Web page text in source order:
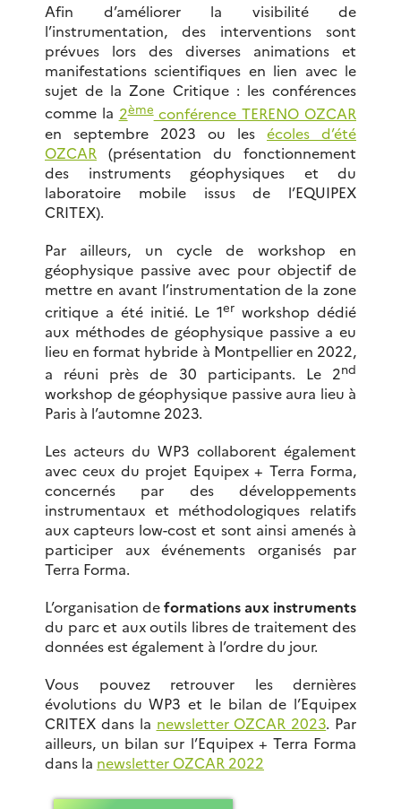
Afin d’améliorer la visibilité de
l’instrumentation, des interventions sont
prévues lors des diverses animations et
manifestations scientifiques en lien avec le
sujet de la Zone Critique : les conférences
comme la 2èmeconférence TERENO OZCAR
en septembre 2023 ou les écoles d’été
OZCAR (présentation du fonctionnement
des instruments géophysiques et du
laboratoire mobile issus de l’EQUIPEX
CRITEX).
Par ailleurs, un cycle de workshop en
géophysique passive avec pour objectif de
mettre en avant l’instrumentation de la zone
critique a été initié. Le 1er workshop dédié
aux méthodes de géophysique passive a eu
lieu en format hybride à Montpellier en 2022,
a réuni près de 30 participants. Le 2nd
workshop de géophysique passive aura lieu à
Paris à l’automne 2023.
Les acteurs du WP3 collaborent également
avec ceux du projet Equipex + Terra Forma,
concernés par des développements
instrumentaux et méthodologiques relatifs
aux capteurs low-cost et sont ainsi amenés à
participer aux événements organisés par
Terra Forma.
L’organisation deformations aux instruments
du parc et aux outils libres de traitement des
données est également à l’ordre du jour.
Vous pouvez retrouver les dernières
évolutions du WP3 et le bilan de l’Equipex
CRITEX dans la newsletter OZCAR 2023. Par
ailleurs, un bilan sur l’Equipex + Terra Forma
dans la newsletter OZCAR 2022